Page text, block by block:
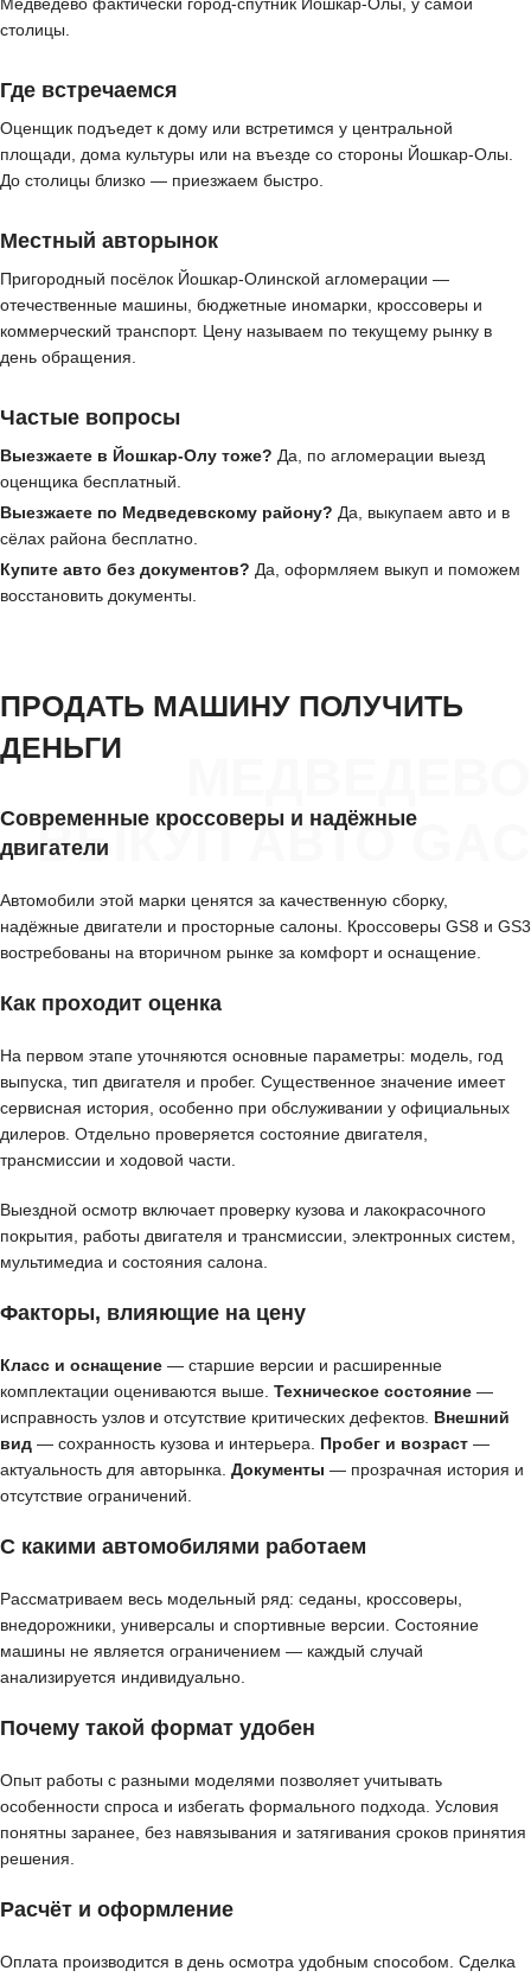
столицы.
Где встречаемся
Оценщик подъедет к дому или встретимся у центральной
площади, дома культуры или на въезде со стороны Йошкар-Олы.
До столицы близко — приезжаем быстро.
Местный авторынок
Пригородный посёлок Йошкар-Олинской агломерации —
отечественные машины, бюджетные иномарки, кроссоверы и
коммерческий транспорт. Цену называем по текущему рынку в
день обращения.
Частые вопросы
Выезжаете в Йошкар-Олу тоже? Да, по агломерации выезд
оценщика бесплатный.
Выезжаете по Медведевскому району? Да, выкупаем авто и в
сёлах района бесплатно.
Купите авто без документов? Да, оформляем выкуп и поможем
восстановить документы.
ВЫКУП АВТО GAC
ПРОДАТЬ МАШИНУ ПОЛУЧИТЬ
ДЕНЬГИ
Современные кроссоверы и надёжные
двигатели
Автомобили этой марки ценятся за качественную сборку,
надёжные двигатели и просторные салоны. Кроссоверы GS8 и GS3
востребованы на вторичном рынке за комфорт и оснащение.
Как проходит оценка
На первом этапе уточняются основные параметры: модель, год
выпуска, тип двигателя и пробег. Существенное значение имеет
сервисная история, особенно при обслуживании у официальных
дилеров. Отдельно проверяется состояние двигателя,
трансмиссии и ходовой части.
Выездной осмотр включает проверку кузова и лакокрасочного
покрытия, работы двигателя и трансмиссии, электронных систем,
мультимедиа и состояния салона.
Факторы, влияющие на цену
Класс и оснащение — старшие версии и расширенные
комплектации оцениваются выше. Техническое состояние —
исправность узлов и отсутствие критических дефектов. Внешний
вид — сохранность кузова и интерьера. Пробег и возраст —
актуальность для авторынка. Документы — прозрачная история и
отсутствие ограничений.
С какими автомобилями работаем
Рассматриваем весь модельный ряд: седаны, кроссоверы,
внедорожники, универсалы и спортивные версии. Состояние
машины не является ограничением — каждый случай
анализируется индивидуально.
Почему такой формат удобен
Опыт работы с разными моделями позволяет учитывать
особенности спроса и избегать формального подхода. Условия
понятны заранее, без навязывания и затягивания сроков принятия
решения.
Расчёт и оформление
Оплата производится в день осмотра удобным способом. Сделка